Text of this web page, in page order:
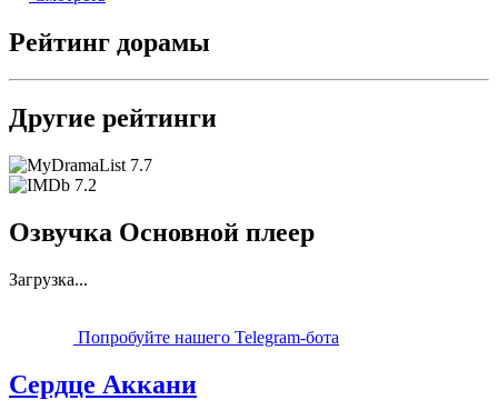
Рейтинг дорамы
Другие рейтинги
7.7
7.2
Озвучка Основной плеер
Загрузка...
Попробуйте нашего Telegram-бота
Сердце Аккани